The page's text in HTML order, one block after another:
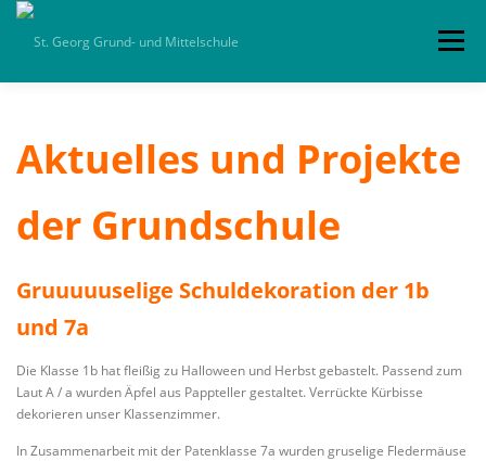
Zum
springen
Menü
PARTNER DOWNLOADS IMPRESSUM
Aktuelles und Projekte
der Grundschule
Gruuuuuselige Schuldekoration der 1b
und 7a
Die Klasse 1b hat fleißig zu Halloween und Herbst gebastelt. Passend zum
Laut A / a wurden Äpfel aus Pappteller gestaltet. Verrückte Kürbisse
dekorieren unser Klassenzimmer.
In Zusammenarbeit mit der Patenklasse 7a wurden gruselige Fledermäuse